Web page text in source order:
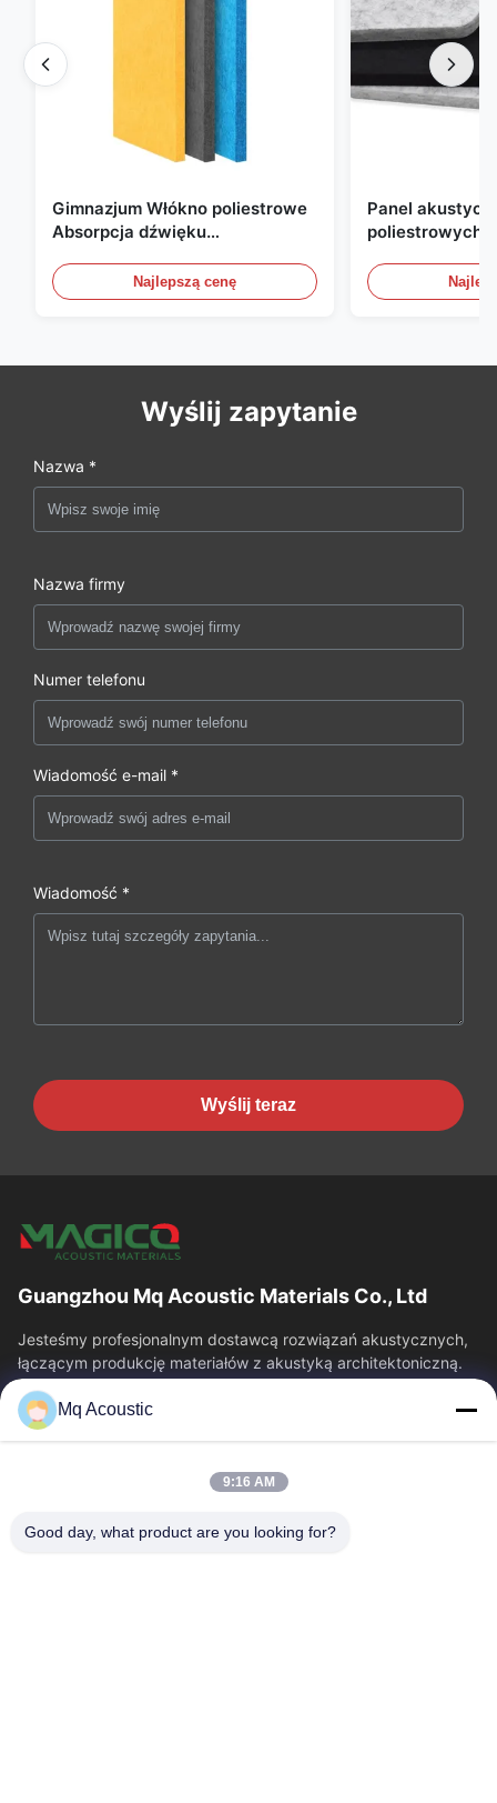
Gimnazjum Włókno poliestrowe
Absorpcja dźwięku
projektemNajlepszą cenę
Panel
poliestrowych
do biura, domu
Wyślij zapytanie
Nazwa *
Nazwa firmy
Numer telefonu
Wiadomość e-mail *
Wiadomość *
Wyślij teraz
Guangzhou Mq Acoustic Materials Co., Ltd
Jesteśmy profesjonalnym dostawcą rozwiązań akustycznych,
łączącym produkcję materiałów z akustyką architektoniczną.
Specjalizujemy się w panelach...
Szybkie Linki
O Nas
Wycieczka Po Fabryce
Kontrola Jakości
Mq Acoustic
9:16 AM
Good day, what product are you looking for?